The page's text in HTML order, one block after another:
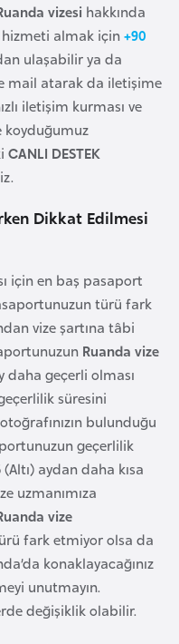
vizesi hakkında
almak için+90
ulaşabilir ya da
mail atarak da iletişime
iletişim kurması ve
koyduğumuz
CANLI DESTEK
Dikkat Edilmesi
için en baş pasaport
türü fark
vize şartına tâbi
Ruanda vize
daha geçerli olması
süresini
bulunduğu
geçerlilik
aydan daha kısa
uzmanımıza
vize
fark etmiyor olsa da
konaklayacağınız
unutmayın.
değişiklik olabilir.